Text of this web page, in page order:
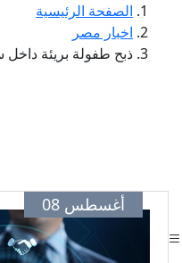
الصفحة الرئيسية
اخبار مصر
ذبح طفولة بريئة
أغسطس 08